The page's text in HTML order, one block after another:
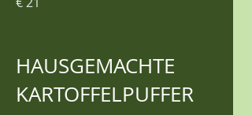
HAUSGEMACHTE
KARTOFFELPUFFER